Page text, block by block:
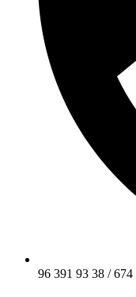
96 391 93 38 / 674